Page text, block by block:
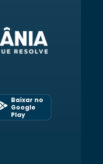
Baixar no
Google
Play